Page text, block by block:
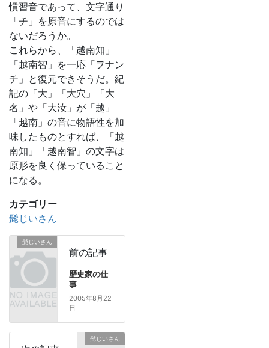
慣習音であって、文字通り
「チ」を原音にするのでは
ないだろうか。
これらから、「越南知」
「越南智」を一応「ヲナン
チ」と復元できそうだ。紀
記の「大」「大穴」「大
名」や「大汝」が「越」
「越南」の音に物語性を加
味したものとすれば、「越
南知」「越南智」の文字は
原形を良く保っていること
になる。
カテゴリー
髭じいさん
髭じいさん
前の記事
歴史家の仕
事
2005年8月22
日
髭じいさん